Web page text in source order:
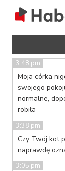
3:48 pm
Moja córka
swojego
normalne,
robiła
3:38 pm
Czy Twój kot
naprawdę
3:05 pm